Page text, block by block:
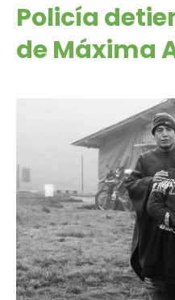
Policía
de Máxima